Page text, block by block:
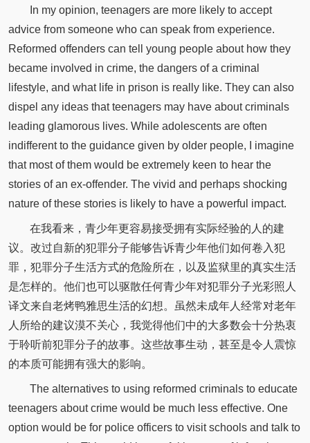
In my opinion, teenagers are more likely to accept
advice from someone who can speak from experience.
Reformed offenders can tell young people about how they
became involved in crime, the dangers of a criminal
lifestyle, and what life in prison is really like. They can also
dispel any ideas that teenagers may have about criminals
leading glamorous lives. While adolescents are often
indifferent to the guidance given by older people, I imagine
that most of them would be extremely keen to hear the
stories of an ex-offender. The vivid and perhaps shocking
nature of these stories is likely to have a powerful impact.
在我看来，青少年更容易接受拥有实际经验的人的建
议。改过自新的犯罪分子能够告诉青少年他们如何卷入犯
罪，犯罪分子生活方式的危险所在，以及监狱里的真实生活
是怎样的。他们也可以驱散任何青少年对犯罪分子光彩照人
译文来自老烤鸭雅思生活的幻想。虽然未成年人经常对老年
人所给的建议漠不关心，我觉得他们中的大多数会十分热衷
于聆听前犯罪分子的故事。这些故事生动，甚至是令人震惊
的本质可能拥有强大的影响。
The alternatives to using reformed criminals to educate
teenagers about crime would be much less effective. One
option would be for police officers to visit schools and talk to